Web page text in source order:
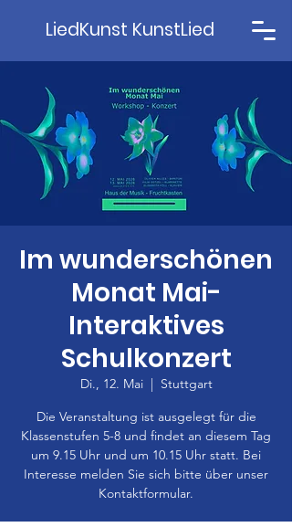
LiedKunst KunstLied
Im wunderschönen
Monat Mai-
Interaktives
Schulkonzert
Di., 12. Mai
  |
Stuttgart
Die Veranstaltung ist ausgelegt für die
Klassenstufen 5-8 und findet an diesem Tag
um 9.15 Uhr und um 10.15 Uhr statt. Bei
Interesse melden Sie sich bitte über unser
Kontaktformular.